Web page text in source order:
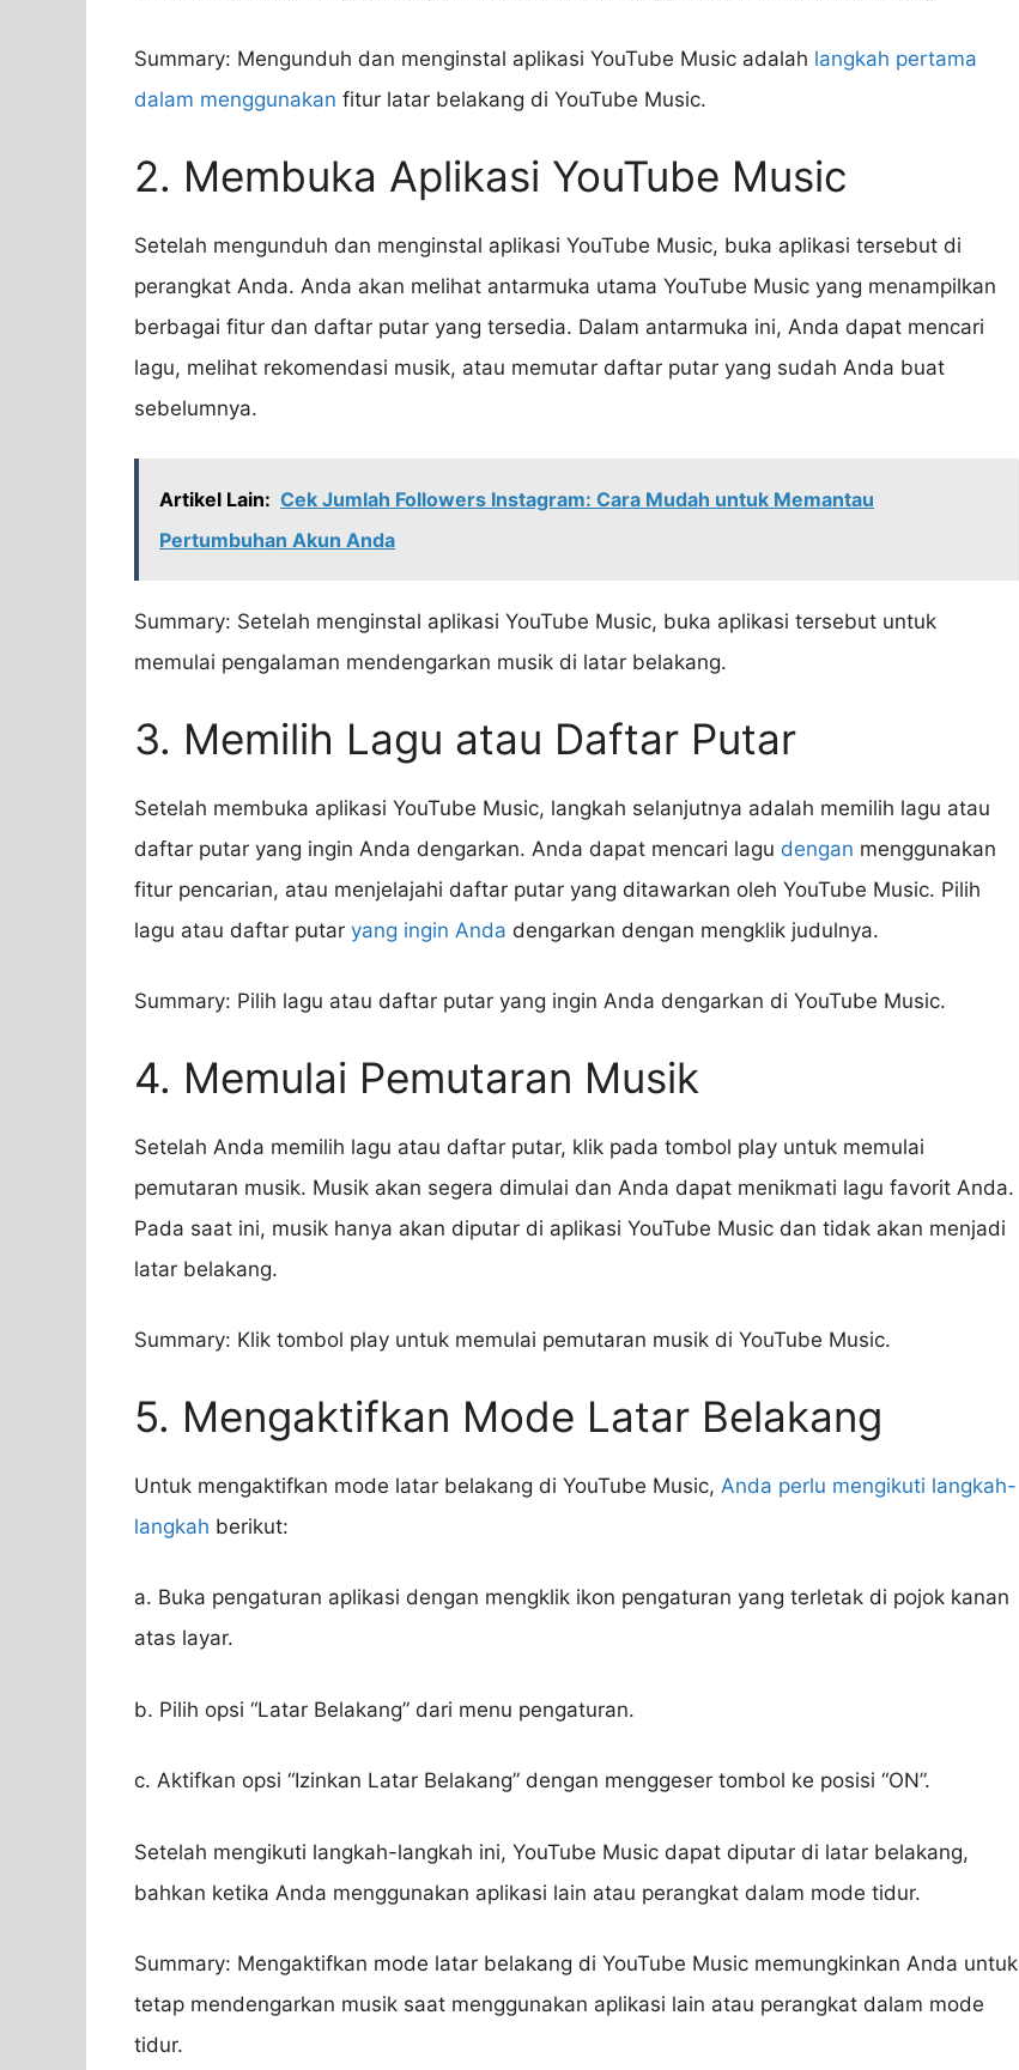
Summary: Mengunduh dan menginstal aplikasi YouTube Music adalah langkah pertama
dalam menggunakan fitur latar belakang di YouTube Music.
2. Membuka Aplikasi YouTube Music
Setelah mengunduh dan menginstal aplikasi YouTube Music, buka aplikasi tersebut di
perangkat Anda. Anda akan melihat antarmuka utama YouTube Music yang menampilkan
berbagai fitur dan daftar putar yang tersedia. Dalam antarmuka ini, Anda dapat mencari
lagu, melihat rekomendasi musik, atau memutar daftar putar yang sudah Anda buat
sebelumnya.
Artikel Lain: Cek Jumlah Followers Instagram: Cara Mudah untuk Memantau
Pertumbuhan Akun Anda
Summary: Setelah menginstal aplikasi YouTube Music, buka aplikasi tersebut untuk
memulai pengalaman mendengarkan musik di latar belakang.
3. Memilih Lagu atau Daftar Putar
Setelah membuka aplikasi YouTube Music, langkah selanjutnya adalah memilih lagu atau
daftar putar yang ingin Anda dengarkan. Anda dapat mencari lagu dengan menggunakan
fitur pencarian, atau menjelajahi daftar putar yang ditawarkan oleh YouTube Music. Pilih
lagu atau daftar putar yang ingin Anda dengarkan dengan mengklik judulnya.
Summary: Pilih lagu atau daftar putar yang ingin Anda dengarkan di YouTube Music.
4. Memulai Pemutaran Musik
Setelah Anda memilih lagu atau daftar putar, klik pada tombol play untuk memulai
pemutaran musik. Musik akan segera dimulai dan Anda dapat menikmati lagu favorit Anda.
Pada saat ini, musik hanya akan diputar di aplikasi YouTube Music dan tidak akan menjadi
latar belakang.
Summary: Klik tombol play untuk memulai pemutaran musik di YouTube Music.
5. Mengaktifkan Mode Latar Belakang
Untuk mengaktifkan mode latar belakang di YouTube Music, Anda perlu mengikuti langkah-
langkah berikut:
a. Buka pengaturan aplikasi dengan mengklik ikon pengaturan yang terletak di pojok kanan
atas layar.
b. Pilih opsi “Latar Belakang” dari menu pengaturan.
c. Aktifkan opsi “Izinkan Latar Belakang” dengan menggeser tombol ke posisi “ON”.
Setelah mengikuti langkah-langkah ini, YouTube Music dapat diputar di latar belakang,
bahkan ketika Anda menggunakan aplikasi lain atau perangkat dalam mode tidur.
Summary: Mengaktifkan mode latar belakang di YouTube Music memungkinkan Anda untuk
tetap mendengarkan musik saat menggunakan aplikasi lain atau perangkat dalam mode
tidur.